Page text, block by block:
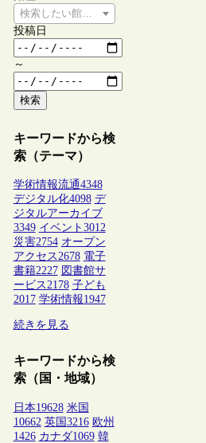
検索したい館種を選択してください
投稿日
～
検索
キーワードから検
索（テーマ）
学術情報流通4348
デジタル化4098 デ
ジタルアーカイブ
3349 イベント 3012
災害2754 オープン
アクセス2678 電子
書籍2227 図書館サ
ービス2178 子ども
2017 学術情報1947
続きを見る
キーワードから検
索（国・地域）
日本19628 米国
10662 英国 3216 欧州
1426 カナダ1069 韓